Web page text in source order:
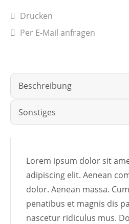
Drucken
Per E-Mail anfragen
Beschreibung
Sonstiges
Lorem ipsum dolor sit
adipiscing elit. Aenean
dolor. Aenean massa.
penatibus et magnis dis
nascetur ridiculus mus.